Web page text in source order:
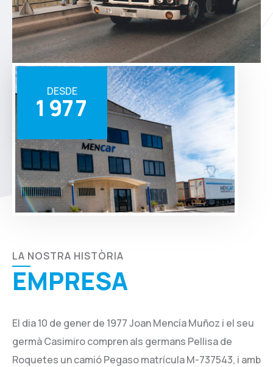
DESDE
1 977
LA NOSTRA HISTÒRIA
EMPRESA
El dia 10 de gener de 1977 Joan Mencía Muñoz i el seu
germà Casimiro compren als germans Pellisa de
Roquetes un camió Pegaso matrícula M-737543, i amb